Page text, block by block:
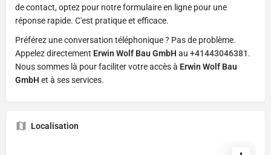
de contact, optez pour notre formulaire en ligne pour une
réponse rapide. C'est pratique et efficace.
Préférez une conversation téléphonique ? Pas de problème.
Appelez directement Erwin Wolf Bau GmbH au +41443046381.
Nous sommes là pour faciliter votre accès à Erwin Wolf Bau
GmbH et à ses services.
Localisation